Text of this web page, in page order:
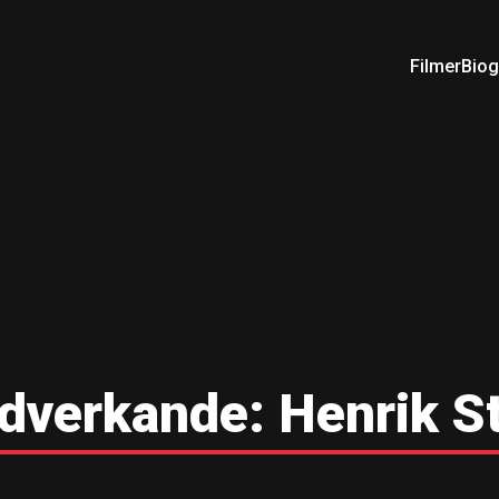
Filmer
Henrik